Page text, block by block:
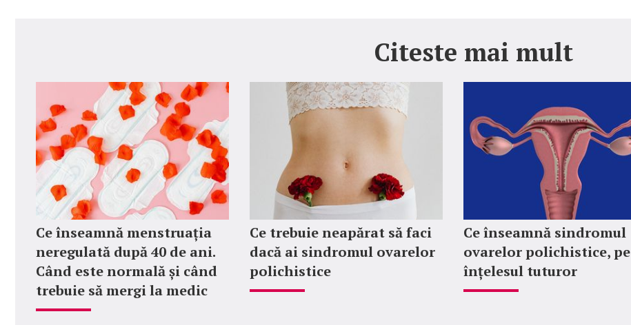
Citeste mai mult
Ce înseamnă menstruația
neregulată după 40 de ani.
Când este normală și când
trebuie să mergi la medic
Ce trebuie neapărat să faci
dacă ai sindromul ovarelor
polichistice
Ce înseamnă sindromul
ovarelor polichistice, pe
înțelesul tuturor